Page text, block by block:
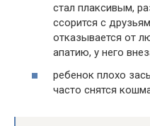
стал плаксивым,
ссорится с
отказывается от
апатию, у него
ребенок плохо
часто снятся